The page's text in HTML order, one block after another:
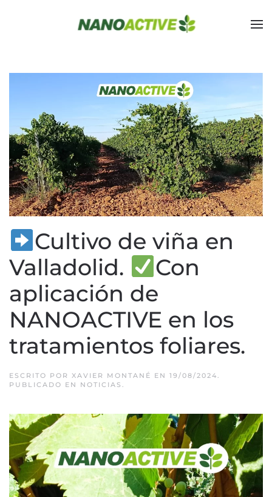
Skip to main content
Cultivo de viña en
Valladolid.
Con
aplicación de
NANOACTIVE en los
tratamientos foliares.
ESCRITO POR XAVIER MONTANÉ EN 19/08/2024
PUBLICADO EN NOTICIAS